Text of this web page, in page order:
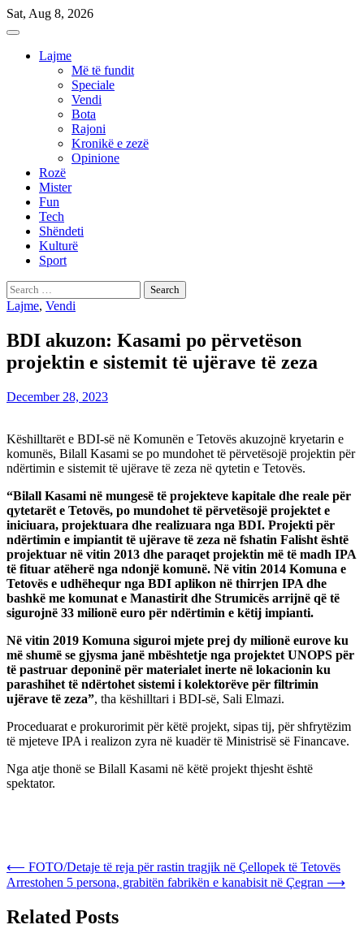
Skip
to
Sat, Aug 8, 2026
Lajme
Më të fundit
Speciale
Vendi
Bota
Rajoni
Kronikë e zezë
Opinione
Rozë
Mister
Fun
Tech
Shëndeti
Kulturë
Sport
Search
for:
Lajme, Vendi
BDI akuzon: Kasami po përvetëson
projektin e sistemit të ujërave të zeza
December 28, 2023
Këshilltarët e BDI-së në Komunën e Tetovës akuzojnë kryetarin e
komunës, Bilall Kasami se po mundohet të përvetësojë projektin për
ndërtimin e sistemit të ujërave të zeza në qytetin e Tetovës.
“Bilall Kasami në mungesë të projekteve kapitale dhe reale për
qytetarët e Tetovës, po mundohet të përvetësojë projektet e
iniciuara, projektuara dhe realizuara nga BDI. Projekti për
ndërtimin e impiantit të ujërave të zeza në fshatin Falisht është
projektuar në vitin 2013 dhe paraqet projektin më të madh IPA
të fituar atëherë nga ndonjë komunë. Në vitin 2014 Komuna e
Tetovës e udhëhequr nga BDI aplikon në thirrjen IPA dhe
bashkë me komunat e Manastirit dhe Strumicës arrijnë që të
sigurojnë 33 milionë euro për ndërtimin e këtij impianti.
Në vitin 2019 Komuna siguroi mjete prej dy milionë eurove ku
më shumë se gjysma janë mbështetje nga projektet UNOPS për
të pastruar deponinë për materialet inerte në lokacionin ku
parashihet të ndërtohet sistemi i kolektorëve për filtrimin
ujërave të zeza”, tha këshilltari i BDI-së, Sali Elmazi.
Proceduarat e prokurorimit për këtë projekt, sipas tij, për shfrytëzim
të mjeteve IPA i realizon zyra në kuadër të Ministrisë së Financave.
Nga atje thonë se Bilall Kasami në këtë projekt thjesht është
spektator.
Post
navigation
⟵ FOTO/Detaje të reja për rastin tragjik në Çellopek të Tetovës
Arrestohen 5 persona, grabitën fabrikën e kanabisit në Çegran ⟶
Related Posts